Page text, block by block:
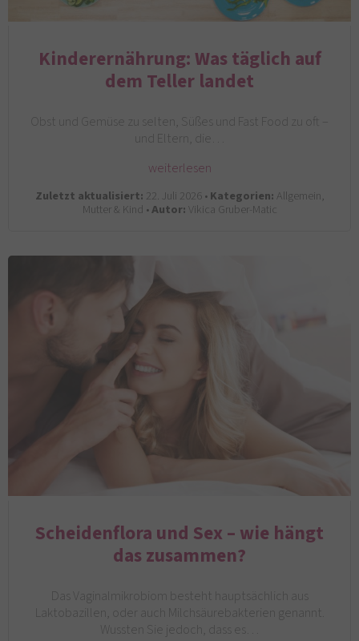
Kinderernährung: Was täglich auf
dem Teller landet
Obst und Gemüse zu selten, Süßes und Fast Food zu oft –
und Eltern, die…
weiterlesen
Zuletzt aktualisiert: 22. Juli 2026 •Kategorien: Allgemein,
Mutter & Kind •Autor:Vikica Gruber-Matic
Scheidenflora und Sex – wie hängt
das zusammen?
Das Vaginalmikrobiom besteht hauptsächlich aus
Laktobazillen, oder auch Milchsäurebakterien genannt.
Wussten Sie jedoch, dass es…